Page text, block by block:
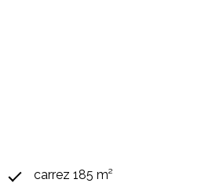
carrez 185 m²